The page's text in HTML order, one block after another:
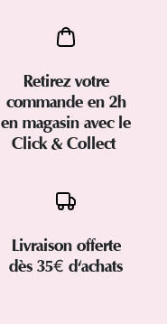
Retirez votre
commande en 2h
en magasin avec le
Click & Collect
Livraison offerte
dès 35€ d'achats